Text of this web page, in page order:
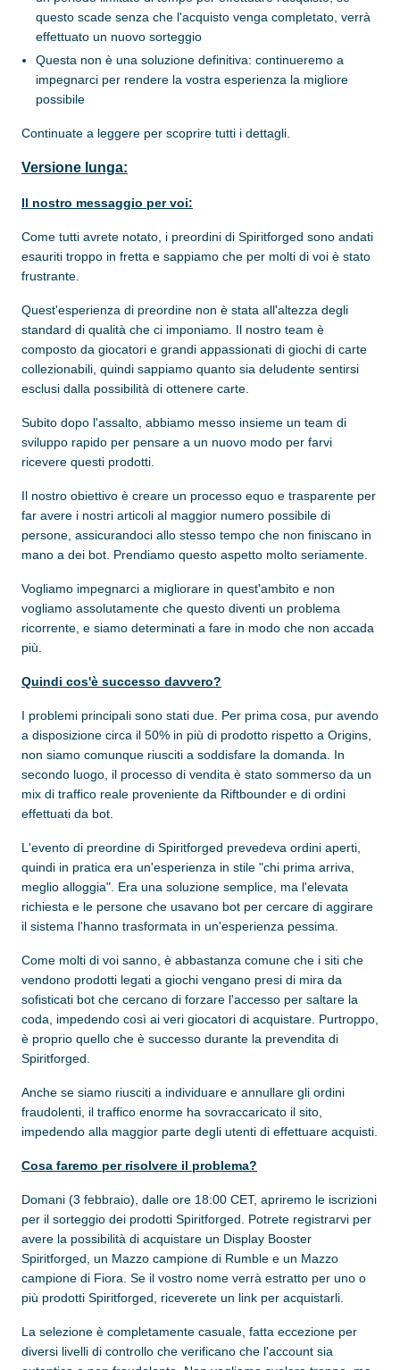
questo scade senza che l'acquisto venga completato, verrà
effettuato un nuovo sorteggio
Questa non è una soluzione definitiva: continueremo a
impegnarci per rendere la vostra esperienza la migliore
possibile
Continuate a leggere per scoprire tutti i dettagli.
Versione lunga:
Il nostro messaggio per voi:
Come tutti avrete notato, i preordini di Spiritforged sono andati
esauriti troppo in fretta e sappiamo che per molti di voi è stato
frustrante.
Quest'esperienza di preordine non è stata all'altezza degli
standard di qualità che ci imponiamo. Il nostro team è
composto da giocatori e grandi appassionati di giochi di carte
collezionabili, quindi sappiamo quanto sia deludente sentirsi
esclusi dalla possibilità di ottenere carte.
Subito dopo l'assalto, abbiamo messo insieme un team di
sviluppo rapido per pensare a un nuovo modo per farvi
ricevere questi prodotti.
Il nostro obiettivo è creare un processo equo e trasparente per
far avere i nostri articoli al maggior numero possibile di
persone, assicurandoci allo stesso tempo che non finiscano in
mano a dei bot. Prendiamo questo aspetto molto seriamente.
Vogliamo impegnarci a migliorare in quest'ambito e non
vogliamo assolutamente che questo diventi un problema
ricorrente, e siamo determinati a fare in modo che non accada
più.
Quindi cos'è successo davvero?
I problemi principali sono stati due. Per prima cosa, pur avendo
a disposizione circa il 50% in più di prodotto rispetto a Origins,
non siamo comunque riusciti a soddisfare la domanda. In
secondo luogo, il processo di vendita è stato sommerso da un
mix di traffico reale proveniente da Riftbounder e di ordini
effettuati da bot.
L'evento di preordine di Spiritforged prevedeva ordini aperti,
quindi in pratica era un'esperienza in stile "chi prima arriva,
meglio alloggia". Era una soluzione semplice, ma l'elevata
richiesta e le persone che usavano bot per cercare di aggirare
il sistema l'hanno trasformata in un'esperienza pessima.
Come molti di voi sanno, è abbastanza comune che i siti che
vendono prodotti legati a giochi vengano presi di mira da
sofisticati bot che cercano di forzare l'accesso per saltare la
coda, impedendo così ai veri giocatori di acquistare. Purtroppo,
è proprio quello che è successo durante la prevendita di
Spiritforged.
Anche se siamo riusciti a individuare e annullare gli ordini
fraudolenti, il traffico enorme ha sovraccaricato il sito,
impedendo alla maggior parte degli utenti di effettuare acquisti.
Cosa faremo per risolvere il problema?
Domani (3 febbraio), dalle ore 18:00 CET, apriremo le iscrizioni
per il sorteggio dei prodotti Spiritforged. Potrete registrarvi per
avere la possibilità di acquistare un Display Booster
Spiritforged, un Mazzo campione di Rumble e un Mazzo
campione di Fiora. Se il vostro nome verrà estratto per uno o
più prodotti Spiritforged, riceverete un link per acquistarli.
La selezione è completamente casuale, fatta eccezione per
diversi livelli di controllo che verificano che l'account sia